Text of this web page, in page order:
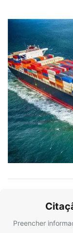
Preencher